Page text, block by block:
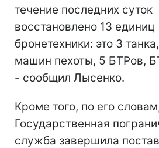
течение последних суток
восстановлено 13 единиц
бронетехники: это 3
машин пехоты, 5 БТРов,
- сообщил Лысенко.
Кроме того, по его
Государственная
служба завершила